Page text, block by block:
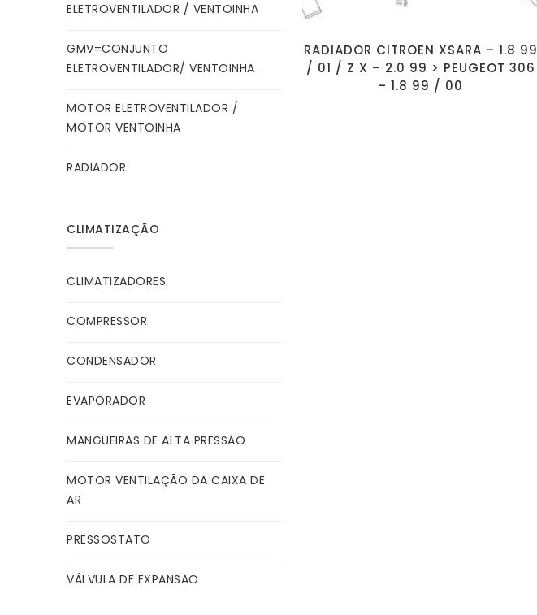
RADIADOR CITROEN XSARA – 1.8 99
/ 01 / Z X – 2.0 99 > PEUGEOT 306
– 1.8 99 / 00
ELETROVENTILADOR / VENTOINHA
GMV=CONJUNTO
ELETROVENTILADOR/ VENTOINHA
MOTOR ELETROVENTILADOR /
MOTOR VENTOINHA
RADIADOR
CLIMATIZAÇÃO
CLIMATIZADORES
COMPRESSOR
CONDENSADOR
EVAPORADOR
MANGUEIRAS DE ALTA PRESSÃO
MOTOR VENTILAÇÃO DA CAIXA DE
AR
PRESSOSTATO
VÁLVULA DE EXPANSÃO